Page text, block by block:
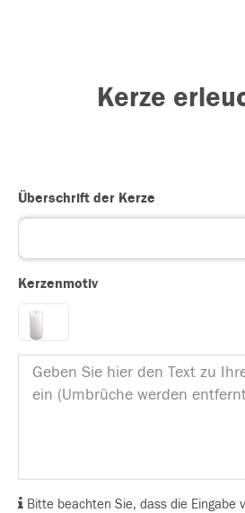
Kerze
Überschrift der Kerze
Kerzenmotiv
Bitte beachten Sie, dass die Eingabe